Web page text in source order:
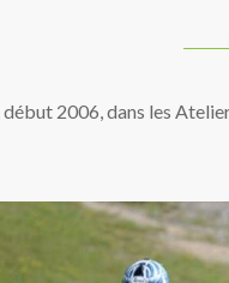
2006, dans les